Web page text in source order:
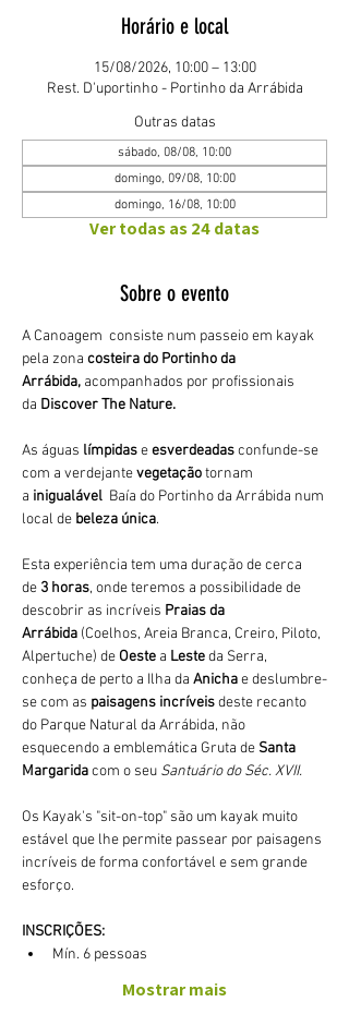
Horário e local
15/08/2026, 10:00 – 13:00
Rest. D'uportinho - Portinho da Arrábida
Outras datas
sábado, 08/08, 10:00
domingo, 09/08, 10:00
domingo, 16/08, 10:00
Ver todas as 24 datas
Sobre o evento
A Canoagem  consiste num passeio em kayak
pela zona costeira do Portinho da
Arrábida, acompanhados por profissionais
da Discover The Nature.
As águas límpidas e esverdeadas confunde-se
com a verdejante vegetação tornam
a inigualável Baía do Portinho da Arrábida num
local de beleza única.
Esta experiência tem uma duração de cerca
de 3 horas, onde teremos a possibilidade de
descobrir as incríveis Praias da
Arrábida (Coelhos, Areia Branca, Creiro, Piloto,
Alpertuche) de Oeste a Leste da Serra,
conheça de perto a Ilha da Anicha e deslumbre-
se com as paisagens incríveis deste recanto
do Parque Natural da Arrábida, não
esquecendo a emblemática Gruta de Santa
Margarida com o seu Santuário do Séc. XVII.
Os Kayak's "sit-on-top" são um kayak muito
estável que lhe permite passear por paisagens
incríveis de forma confortável e sem grande
esforço.
INSCRIÇÕES:
Mín. 6 pessoas
Mostrar mais